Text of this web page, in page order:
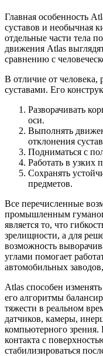
Главная особенность
суставов и необычная
отдельные части тела
движения Atlas
сравнению с
В отличие от человека,
суставами. Его
Разворачивать
оси.
Выполнять
отклонения
Подниматься с
Работать в узких
Сохранять
предметов.
Все перечисленные
промышленным
является то, что
зрелищности, а для
возможность
углами помогает
автомобильных
Atlas способен
его алгоритмы
тяжести в реальном
датчиков, камеры,
компьютерного зрения.
контакта с
стабилизироваться